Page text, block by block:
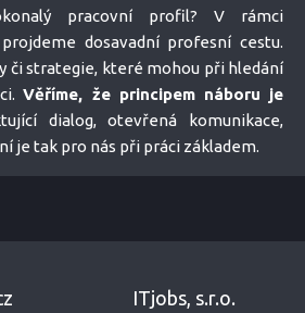
pracovní profil? V rámci
dosavadní profesní cestu.
či strategie, které mohou při hledání
Věříme, že principem náboru je
dialog, otevřená komunikace,
je tak pro nás při práci základem.
ITjobs, s.r.o.